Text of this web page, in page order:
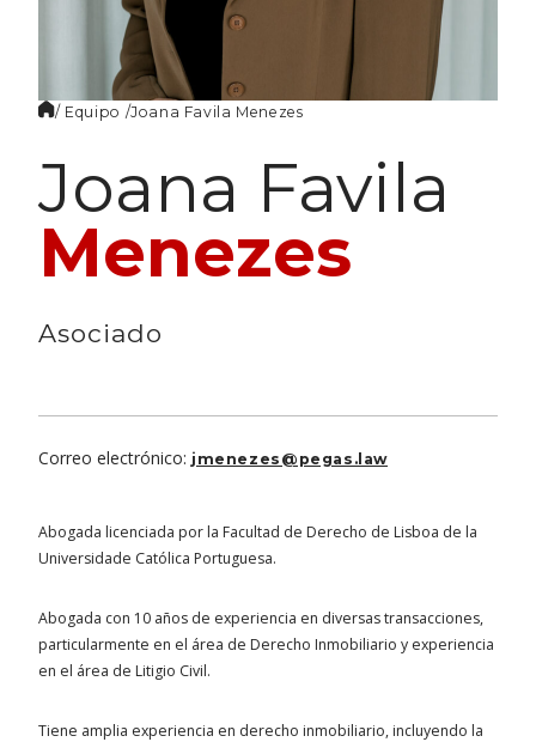
/ Equipo /Joana Favila Menezes
Joana Favila
Menezes
Asociado
Correo electrónico: jmenezes@pegas.law
Abogada licenciada por la Facultad de Derecho de Lisboa de la
Universidade Católica Portuguesa.
Abogada con 10 años de experiencia en diversas transacciones,
particularmente en el área de Derecho Inmobiliario y experiencia
en el área de Litigio Civil.
Tiene amplia experiencia en derecho inmobiliario, incluyendo la